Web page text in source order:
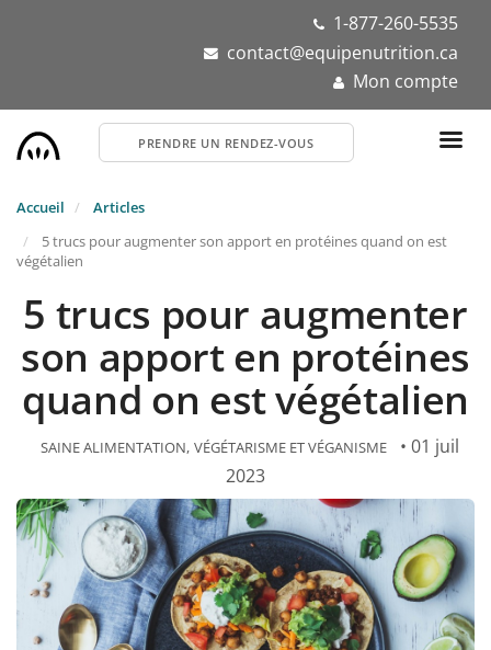
1-877-260-5535
contact@equipenutrition.ca
Mon compte
PRENDRE UN RENDEZ-VOUS
Accueil
Articles
5 trucs pour augmenter son apport en protéines quand on est
végétalien
5 trucs pour augmenter
son apport en protéines
quand on est végétalien
SAINE ALIMENTATION VÉGÉTARISME ET VÉGANISME
• 01 juil
2023